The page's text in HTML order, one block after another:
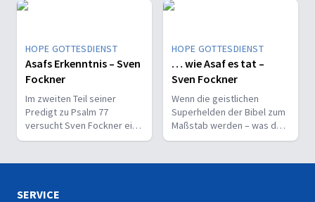
Spitznamen erfunden.
HOPE GOTTESDIENST
Asafs Erkenntnis – Sven
Fockner
Im zweiten Teil seiner
Predigt zu Psalm 77
versucht Sven Fockner eine
radikale Aussage Asafs zu
keine Gotteserkenntnis.
HOPE GOTTESDIENST
… wie Asaf es tat –
Sven Fockner
Wenn die geistlichen
Superhelden der Bibel zum
Maßstab werden – was darf
ein normaler Gläubiger
SERVICE